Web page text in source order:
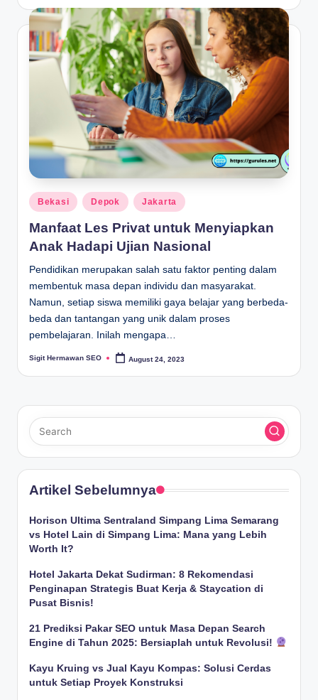
Posted
in
Bekasi Depok Jakarta
Manfaat Les Privat untuk Menyiapkan
Anak Hadapi Ujian Nasional
Pendidikan merupakan salah satu faktor penting dalam
membentuk masa depan individu dan masyarakat.
Namun, setiap siswa memiliki gaya belajar yang berbeda-
beda dan tantangan yang unik dalam proses
pembelajaran. Inilah mengapa…
Posted
Sigit Hermawan SEO August 24, 2023
Artikel Sebelumnya
Horison Ultima Sentraland Simpang Lima Semarang
vs Hotel Lain di Simpang Lima: Mana yang Lebih
Worth It?
Hotel Jakarta Dekat Sudirman: 8 Rekomendasi
Penginapan Strategis Buat Kerja & Staycation di
Pusat Bisnis!
21 Prediksi Pakar SEO untuk Masa Depan Search
Engine di Tahun 2025: Bersiaplah untuk Revolusi!
Kayu Kruing vs Jual Kayu Kompas: Solusi Cerdas
untuk Setiap Proyek Konstruksi